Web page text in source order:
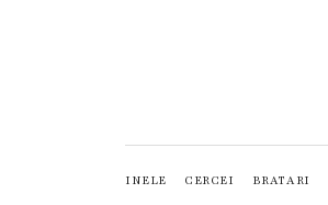
INELE CERCEI BRATARI